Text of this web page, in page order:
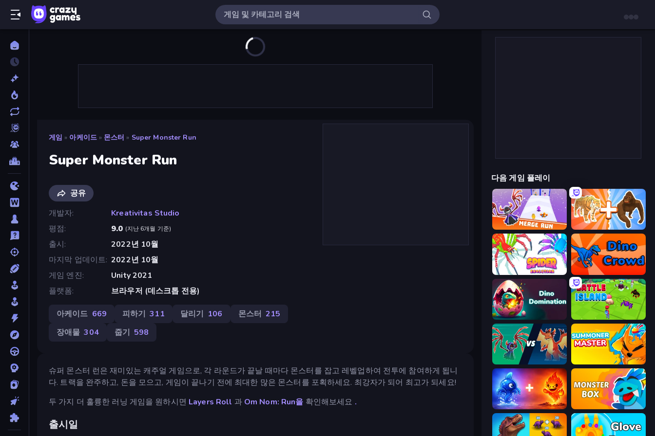
게임 » 아케이드 » 몬스터 » Super Monster Run
Super Monster Run
공유
개발자
Kreativitas Studio
평점
9.0 (지난 6개월 기준)
출시
2022년 10월
마지막 업데이트 2022년 10월
게임 엔진
Unity 2021
플랫폼
브라우저 (데스크톱 전용)
아케이드 669 피하기 311 달리기 106 몬스터 215
장애물 304 줍기 598
슈퍼 몬스터 런은 재미있는 캐주얼 게임으로, 각 라운드가 끝날 때마다 몬스터를 잡고 레벨업하여 전투에 참여하게 됩니
다. 트랙을 완주하고, 돈을 모으고, 게임이 끝나기 전에 최대한 많은 몬스터를 포획하세요. 최강자가 되어 최고가 되세요!
두 가지 더 훌륭한 러닝 게임을 원하시면 Layers Roll 과 Om Nom: Run을 확인해보세요 .
출시일
다음 게임 플레이
Merge Run Animal DNA Run
Spider Evolution: Runner Game Dino Crowd
Dino Domination Battle Island
Monster Battle Summoner Master
Elemental Monsters: Merge Monster Box